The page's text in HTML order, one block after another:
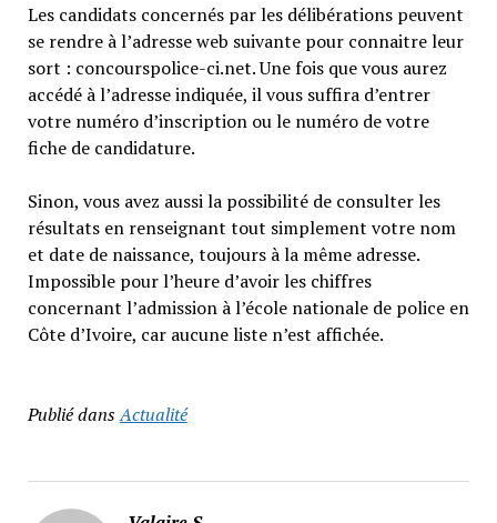
Les candidats concernés par les délibérations peuvent
se rendre à l’adresse web suivante pour connaitre leur
sort : concourspolice-ci.net. Une fois que vous aurez
accédé à l’adresse indiquée, il vous suffira d’entrer
votre numéro d’inscription ou le numéro de votre
fiche de candidature.
Sinon, vous avez aussi la possibilité de consulter les
résultats en renseignant tout simplement votre nom
et date de naissance, toujours à la même adresse.
Impossible pour l’heure d’avoir les chiffres
concernant l’admission à l’école nationale de police en
Côte d’Ivoire, car aucune liste n’est affichée.
Publié dansActualité